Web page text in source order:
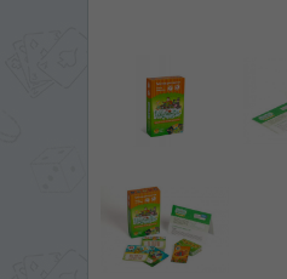
*